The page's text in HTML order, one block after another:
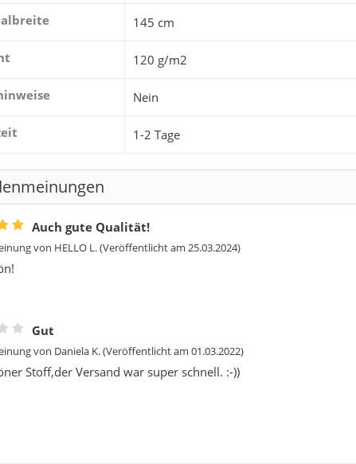
145 cm
120 g/m2
Nein
1-2 Tage
Auch gute Qualität!
von HELLO L.(Veröffentlicht am 25.03.2024)
Gut
von Daniela K.(Veröffentlicht am 01.03.2022)
Stoff,der Versand war super schnell. :-))